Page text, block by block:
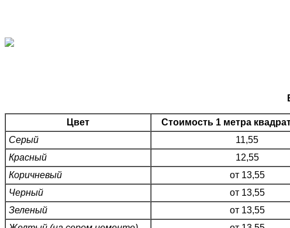
Цвет
Стоимость 1 метра
Серый
11,55
Красный
12,55
Коричневый
от 13,55
Черный
от 13,55
Зеленый
от 13,55